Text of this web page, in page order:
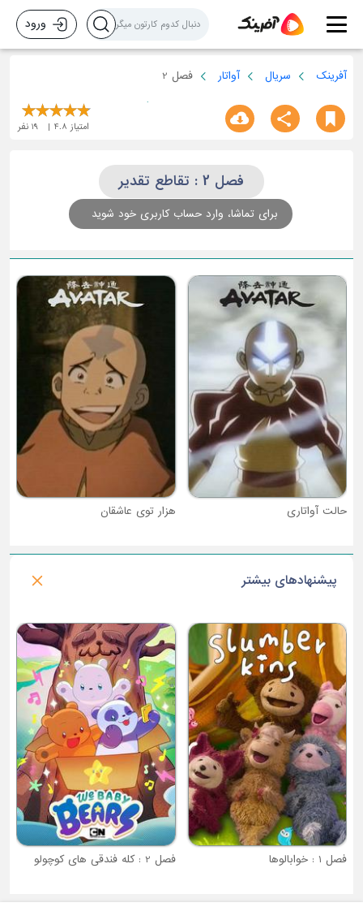
ورود
آفرینک سریال آواتار فصل 2
امتیاز 4.8
19 نفر
فصل 2 : تقاطع تقدیر
برای تماشا، وارد حساب کاربری خود شوید
هزار توی عاشقان
بازگشت به اوماشو
پیشنهادهای بیشتر
فصل 2 : کله فندقی های کوچولو
فصل 2 : پادشاه گرگ ها